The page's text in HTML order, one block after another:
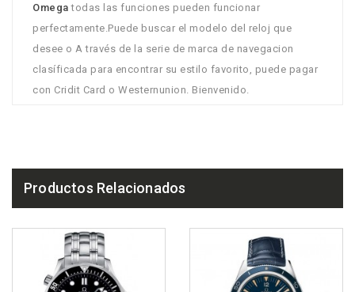
Omegatodas las funciones pueden funcionar
perfectamente.Puede buscar el modelo del reloj que
desee o A través de la serie de marca de navegacion
clasíficada para encontrar su estilo favorito, puede pagar
con Cridit Card o Westernunion. Bienvenido.
Productos Relacionados